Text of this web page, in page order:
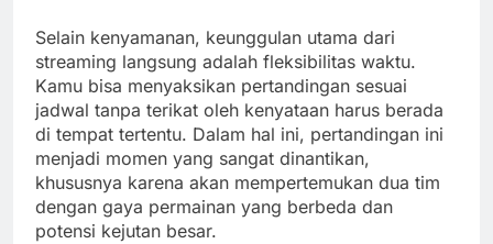
Selain kenyamanan, keunggulan utama dari
streaming langsung adalah fleksibilitas waktu.
Kamu bisa menyaksikan pertandingan sesuai
jadwal tanpa terikat oleh kenyataan harus berada
di tempat tertentu. Dalam hal ini, pertandingan ini
menjadi momen yang sangat dinantikan,
khususnya karena akan mempertemukan dua tim
dengan gaya permainan yang berbeda dan
potensi kejutan besar.